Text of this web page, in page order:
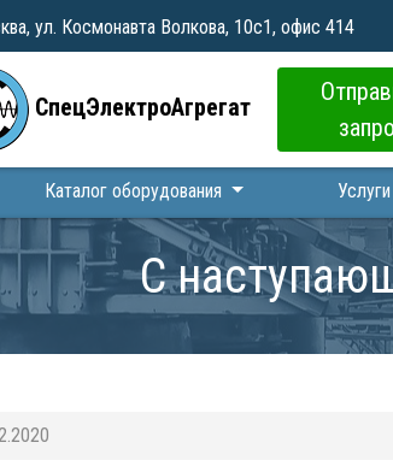
ул. Космонавта Волкова, 10с1, офис 414
СпецЭлектроАгрегат
Каталог оборудования
С